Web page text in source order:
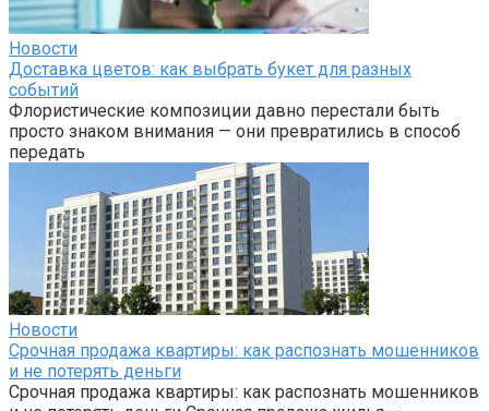
Новости
Доставка цветов: как выбрать букет для разных
событий
Флористические композиции давно перестали быть
просто знаком внимания — они превратились в способ
передать
Новости
Срочная продажа квартиры: как распознать мошенников
и не потерять деньги
Срочная продажа квартиры: как распознать мошенников